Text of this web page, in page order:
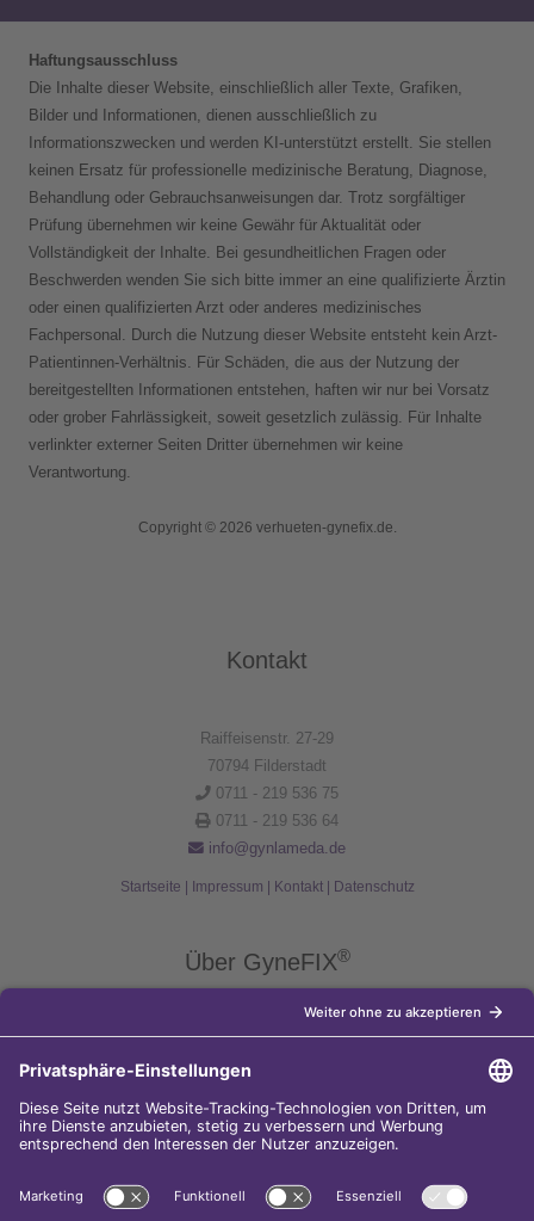
Haftungsausschluss
Die Inhalte dieser Website, einschließlich aller Texte, Grafiken,
Bilder und Informationen, dienen ausschließlich zu
Informationszwecken und werden KI-unterstützt erstellt. Sie stellen
keinen Ersatz für professionelle medizinische Beratung, Diagnose,
Behandlung oder Gebrauchsanweisungen dar. Trotz sorgfältiger
Prüfung übernehmen wir keine Gewähr für Aktualität oder
Vollständigkeit der Inhalte. Bei gesundheitlichen Fragen oder
Beschwerden wenden Sie sich bitte immer an eine qualifizierte Ärztin
oder einen qualifizierten Arzt oder anderes medizinisches
Fachpersonal. Durch die Nutzung dieser Website entsteht kein Arzt-
Patientinnen-Verhältnis. Für Schäden, die aus der Nutzung der
bereitgestellten Informationen entstehen, haften wir nur bei Vorsatz
oder grober Fahrlässigkeit, soweit gesetzlich zulässig. Für Inhalte
verlinkter externer Seiten Dritter übernehmen wir keine
Verantwortung.
Copyright © 2026 verhueten-gynefix.de.
Kontakt
Raiffeisenstr. 27-29
70794 Filderstadt
0711 - 219 536 75
0711 - 219 536 64
info@gynlameda.de
Startseite Impressum Kontakt| Datenschutz
Über GyneFIX®
Die Kupferkette GyneFIX®bietet als Weiterentwicklung der
Kupferspirale Frauen jeden Alters eine moderne Verhütungsmethode
Sie wird wie eine konventionelle Spirale in die Gebärmutterhöhle
eingeführt und sorgt für einen langfristigen und sicheren